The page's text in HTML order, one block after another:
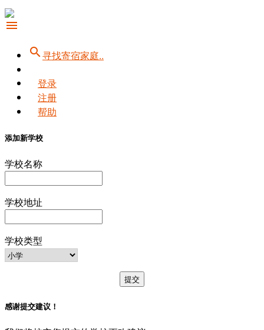
menu
search寻找寄宿家庭..
登录
注册
帮助
添加新学校
学校名称
学校地址
学校类型
提交
感谢提交建议！